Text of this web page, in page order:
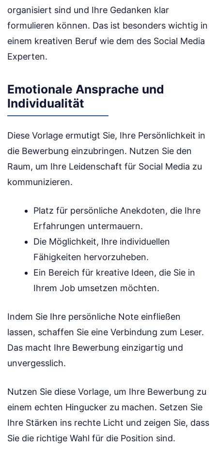
organisiert sind und Ihre Gedanken klar
formulieren können. Das ist besonders wichtig in
einem kreativen Beruf wie dem des Social Media
Experten.
Emotionale Ansprache und
Individualität
Diese Vorlage ermutigt Sie, Ihre Persönlichkeit in
die Bewerbung einzubringen. Nutzen Sie den
Raum, um Ihre Leidenschaft für Social Media zu
kommunizieren.
Platz für persönliche Anekdoten, die Ihre
Erfahrungen untermauern.
Die Möglichkeit, Ihre individuellen
Fähigkeiten hervorzuheben.
Ein Bereich für kreative Ideen, die Sie in
Ihrem Job umsetzen möchten.
Indem Sie Ihre persönliche Note einfließen
lassen, schaffen Sie eine Verbindung zum Leser.
Das macht Ihre Bewerbung einzigartig und
unvergesslich.
Nutzen Sie diese Vorlage, um Ihre Bewerbung zu
einem echten Hingucker zu machen. Setzen Sie
Ihre Stärken ins rechte Licht und zeigen Sie, dass
Sie die richtige Wahl für die Position sind.